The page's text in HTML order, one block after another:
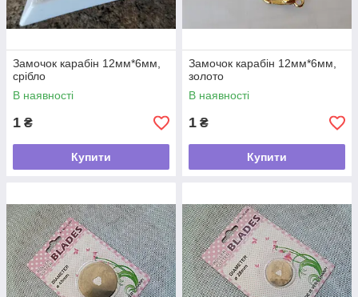
Замочок карабін 12мм*6мм,
срібло
В наявності
1 ₴
Купити
Замочок карабін 12мм*6мм,
золото
В наявності
1 ₴
Купити